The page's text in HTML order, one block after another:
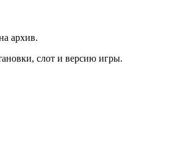
архив.
слот и версию игры.